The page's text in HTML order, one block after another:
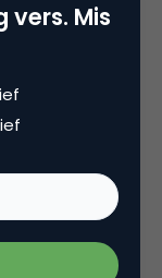
system 2 op
“We leven
om deze
Wij
vers. Mis